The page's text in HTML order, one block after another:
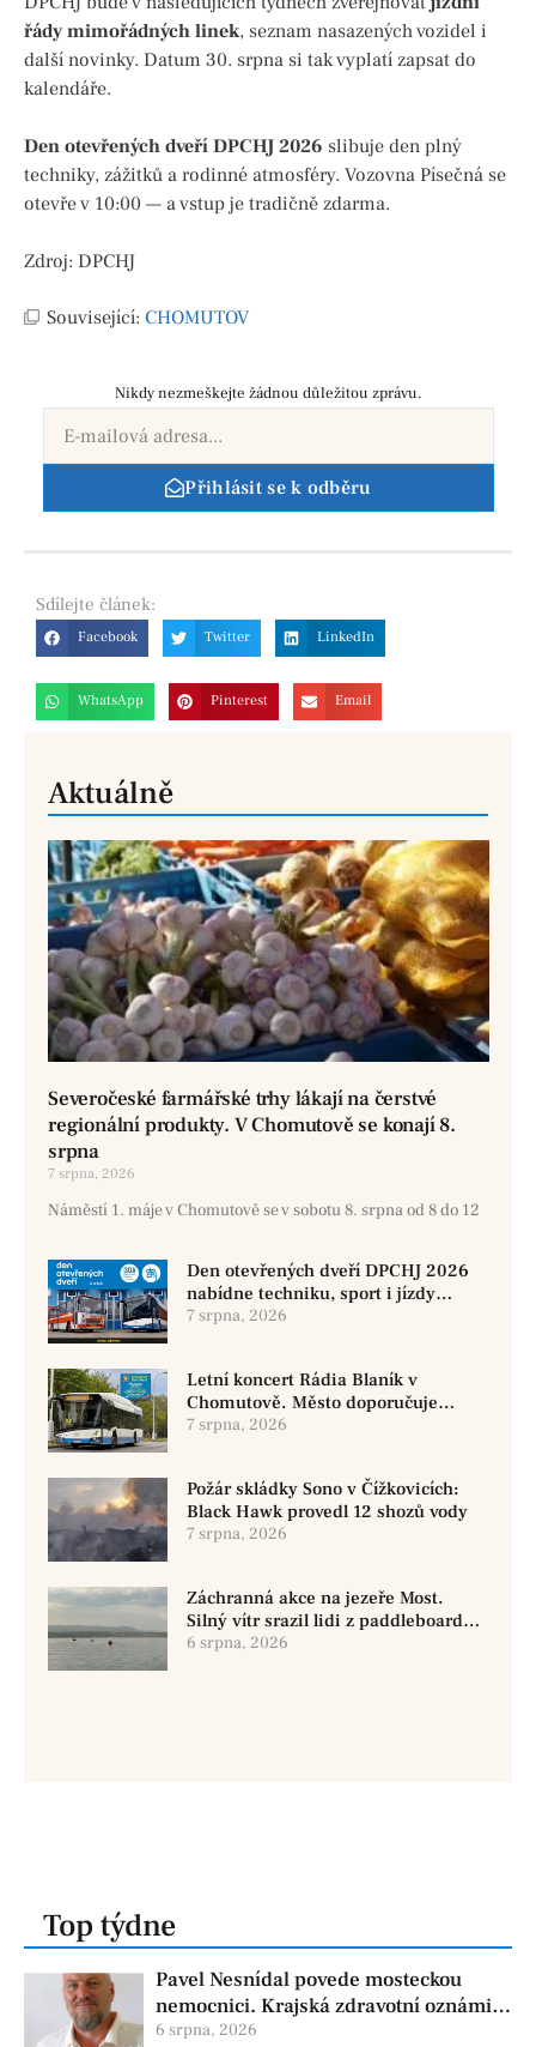
řády mimořádných linek, seznam nasazených vozidel i
další novinky. Datum 30. srpna si tak vyplatí zapsat do
kalendáře.
Den otevřených dveří DPCHJ 2026 slibuje den plný
techniky, zážitků a rodinné atmosféry. Vozovna Písečná se
otevře v 10:00 — a vstup je tradičně zdarma.
Zdroj: DPCHJ
Související: CHOMUTOV
Nikdy nezmeškejte žádnou důležitou zprávu.
Přihlásit se k odběru
Sdílejte článek:
Facebook Twitter LinkedIn
WhatsApp Pinterest Email
Aktuálně
Severočeské farmářské trhy lákají na čerstvé
regionální produkty. V Chomutově se konají 8.
srpna
7 srpna, 2026
Náměstí 1. máje v Chomutově se v sobotu 8. srpna od 8 do 12
Den otevřených dveří DPCHJ 2026
nabídne techniku, sport i jízdy
historickými vozy
7 srpna, 2026
Letní koncert Rádia Blaník v
Chomutově. Město doporučuje
využít MHD
7 srpna, 2026
Požár skládky Sono v Čížkovicích:
Black Hawk provedl 12 shozů vody
7 srpna, 2026
Záchranná akce na jezeře Most.
Silný vítr srazil lidi z paddleboardů,
dvě osoby se pohřešují
6 srpna, 2026
Top týdne
Pavel Nesnídal povede mosteckou
nemocnici. Krajská zdravotní oznámila
změnu ve vedení
6 srpna, 2026